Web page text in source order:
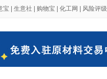
宝 生意社 购物宝 化工网 风险评级